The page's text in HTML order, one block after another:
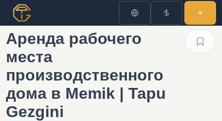
Аренда рабочего
места
производственного
дома в Memik | Tapu
Gezgini